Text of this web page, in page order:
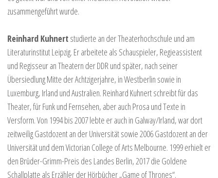
zusammengeführt wurde.
Reinhard Kuhnert studierte an der Theaterhochschule und am
Literaturinstitut Leipzig. Er arbeitete als Schauspieler, Regieassistent
und Regisseur an Theatern der DDR und später, nach seiner
Übersiedlung Mitte der Achtzigerjahre, in Westberlin sowie in
Luxemburg, Irland und Australien. Reinhard Kuhnert schreibt für das
Theater, für Funk und Fernsehen, aber auch Prosa und Texte in
Versform. Von 1994 bis 2007 lebte er auch in Galway/Irland, war dort
zeitweilig Gastdozent an der Universität sowie 2006 Gastdozent an der
Universität und dem Victorian College of Arts Melbourne. 1999 erhielt er
den Brüder-Grimm-Preis des Landes Berlin, 2017 die Goldene
Schallplatte als Erzähler der Hörbücher „Game of Thrones“.